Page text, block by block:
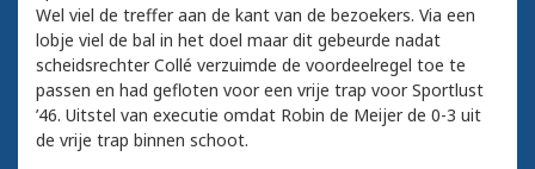
Wel viel de treffer aan de kant van de bezoekers. Via een
lobje viel de bal in het doel maar dit gebeurde nadat
scheidsrechter Collé verzuimde de voordeelregel toe te
passen en had gefloten voor een vrije trap voor Sportlust
’46. Uitstel van executie omdat Robin de Meijer de 0-3 uit
de vrije trap binnen schoot.